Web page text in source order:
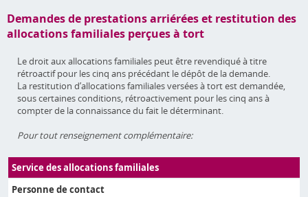
Demandes de prestations arriérées et restitution des
allocations familiales perçues à tort
Le droit aux allocations familiales peut être revendiqué à titre
rétroactif pour les cinq ans précédant le dépôt de la demande.
La restitution d’allocations familiales versées à tort est demandée,
sous certaines conditions, rétroactivement pour les cinq ans à
compter de la connaissance du fait le déterminant.
Pour tout renseignement complémentaire:
Service des allocations familiales
Personne de contact